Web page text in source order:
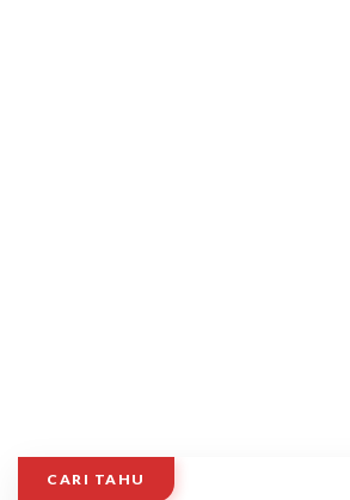
CARI TAHU